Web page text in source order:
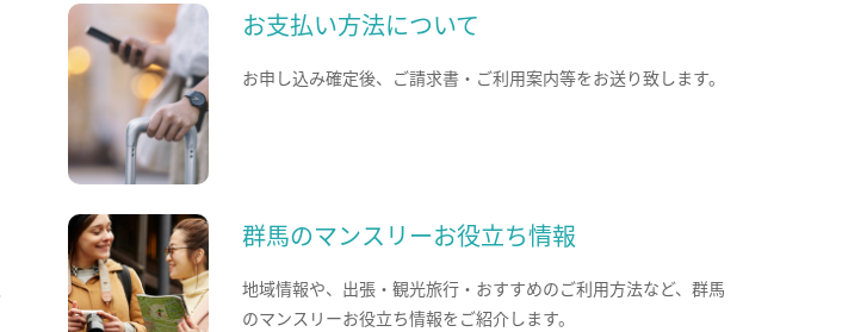
お支払い方法について
お申し込み確定後、ご請求書・ご利用案内等をお送り致します。
群馬のマンスリーお役立ち情報
地域情報や、出張・観光旅行・おすすめのご利用方法など、群馬
のマンスリーお役立ち情報をご紹介します。